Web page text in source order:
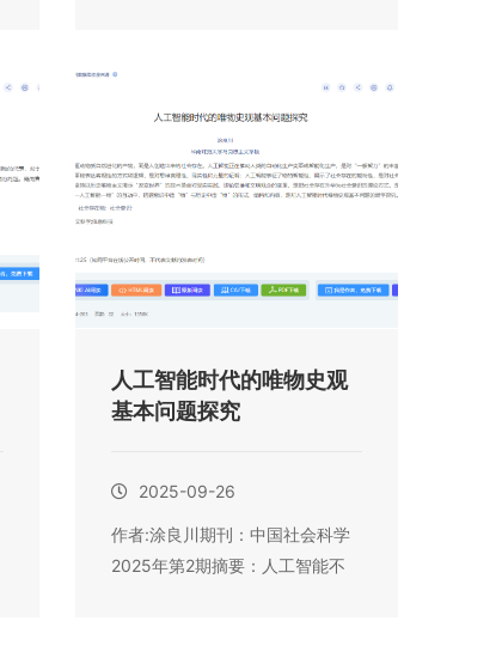
人工智能时代的唯物史观
基本问题探究
2025-09-26
作者:涂良川期刊：中国社会科学
2025年第2期摘要：人工智能不